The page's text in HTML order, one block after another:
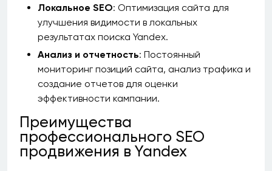
Локальное SEO: Оптимизация сайта для
улучшения видимости в локальных
результатах поиска Yandex.
Анализ и отчетность: Постоянный
мониторинг позиций сайта, анализ трафика и
создание отчетов для оценки
эффективности кампании.
Преимущества
профессионального SEO
продвижения в Yandex